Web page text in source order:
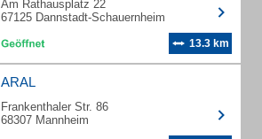
Am Rathausplatz 22
67125 Dannstadt-Schauernheim
13.3 km
ARAL
Frankenthaler Str. 86
68307 Mannheim